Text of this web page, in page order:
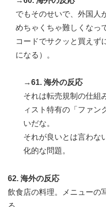
でもそのせいで、外国人
めちゃくちゃ難しくなっ
コードでサクッと買えず
になる）。
→61. 海外の反応
それは転売規制の仕組
ィスト特有の「ファン
いだな。
それが良いとは言わな
化的な問題。
62. 海外の反応
飲食店の料理。メニューの